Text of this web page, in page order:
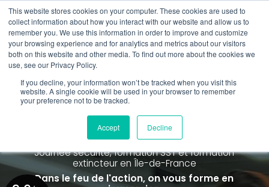
This website stores cookies on your computer. These cookies are used to
collect information about how you interact with our website and allow us to
remember you. We use this information in order to improve and customize
your browsing experience and for analytics and metrics about our visitors
both on this website and other media. To find out more about the cookies we
use, see our Privacy Policy.
If you decline, your information won’t be tracked when you visit this
website. A single cookie will be used in your browser to remember
your preference not to be tracked.
Accept Decline
Aller
au
contenu
principal
01 84 20 18 48
Rappel gratuit
Spécialiste de la formation SST et
de la Formation Incendie
à Paris La Défense depuis 2015
Journée sécurité, formation SST et formation
extincteuren Île-de-France
Dans le feu de l'action, on vous forme en